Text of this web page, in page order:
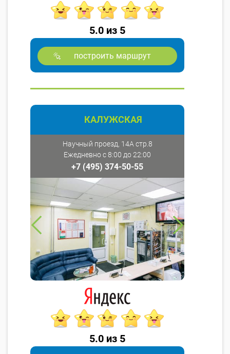
5.0 из 5
построить маршрут
КАЛУЖСКАЯ
Научный проезд, 14А стр.8
Ежедневно с 8:00 до 22:00
+7 (495) 374-50-55
5.0 из 5